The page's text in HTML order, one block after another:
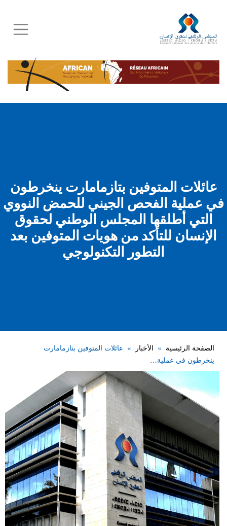
Skip
to
main
content
عائلات المتوفين بتازمامارت ينخرطون
في عملية الفحص الجيني للحمض النووي
التي أطلقها المجلس الوطني لحقوق
الإنسان للتأكد من هويات المتوفين بعد
التطور التكنولوجي
الصفحة الرئيسية الأخبار
عائلات المتوفين بتازمامارت
ينخرطون في عملية…